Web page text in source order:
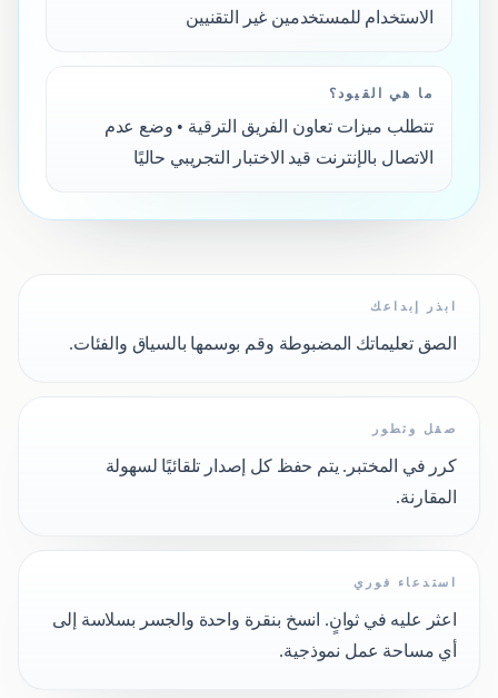
الاستخدام للمستخدمين غير التقنيين
ما هي القيود؟
تتطلب ميزات تعاون الفريق الترقية • وضع عدم
الاتصال بالإنترنت قيد الاختبار التجريبي حاليًا
ابذر إبداعك
الصق تعليماتك المضبوطة وقم بوسمها بالسياق والفئات.
صقل وتطور
كرر في المختبر. يتم حفظ كل إصدار تلقائيًا لسهولة
المقارنة.
استدعاء فوري
اعثر عليه في ثوانٍ. انسخ بنقرة واحدة والجسر بسلاسة إلى
أي مساحة عمل نموذجية.